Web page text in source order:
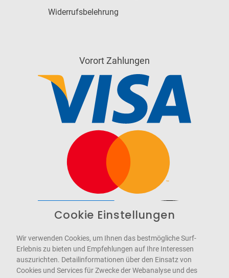
Widerrufsbelehrung
Vorort Zahlungen
WCAG-2.1-AA
Cookie Einstellungen
Wir verwenden Cookies, um Ihnen das bestmögliche Surf-
Erlebnis zu bieten und Empfehlungen auf Ihre Interessen
auszurichten. Detailinformationen über den Einsatz von
Cookies und Services für Zwecke der Webanalyse und des